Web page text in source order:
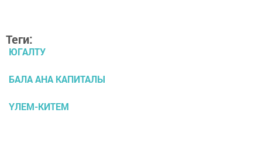
Теги:
ЮГАЛТУ
БАЛА АНА КАПИТАЛЫ
ҮЛЕМ-КИТЕМ